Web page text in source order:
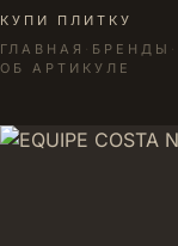
КУПИ ПЛИТКУ
ГЛАВНАЯ · БРЕНДЫ ·
ОБ АРТИКУЛЕ